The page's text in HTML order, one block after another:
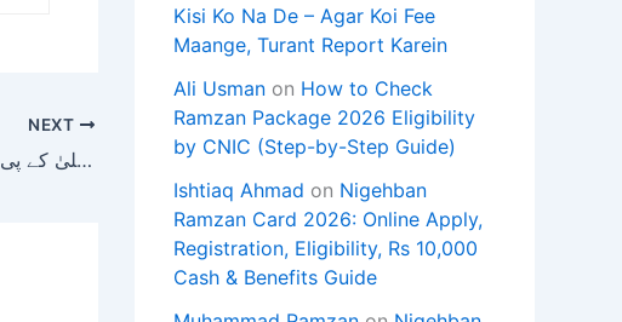
NEXT
عمران خان سے ملاقات کا معاملہ؛ وزیراعلیٰ کے پی کی اسلام آباد پولیس سے تلخ کلامی
Kisi Ko Na De – Agar Koi Fee
Maange, Turant Report Karein
Ali Usman on How to Check
Ramzan Package 2026 Eligibility
by CNIC (Step-by-Step Guide)
Ishtiaq Ahmad on Nigehban
Ramzan Card 2026: Online Apply,
Registration, Eligibility, Rs 10,000
Cash & Benefits Guide